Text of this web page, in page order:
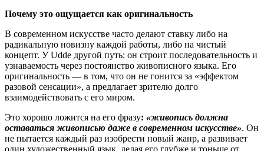
Почему это ощущается как оригинальность
В современном искусстве часто делают ставку либо на
радикальную новизну каждой работы, либо на чистый
концепт. У Udde другой путь: он строит последовательность и
узнаваемость через постоянство живописного языка. Его
оригинальность — в том, что он не гонится за «эффектом
разовой сенсации», а предлагает зрителю долго
взаимодействовать с его миром.
Это хорошо ложится на его фразу: «живопись должна
оставаться живописью даже в современном искусстве». Он
не пытается каждый раз изобрести новый жанр, а развивает